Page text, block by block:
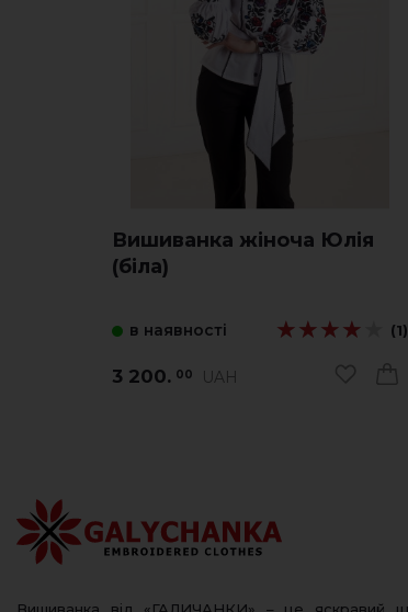
Вишиванка жіноча Юлія
(біла)
в наявності ★★★★★
★★★★★ (1)
3 200. 00 UAH
Вишиванка від «ГАЛИЧАНКИ» – це яскравий